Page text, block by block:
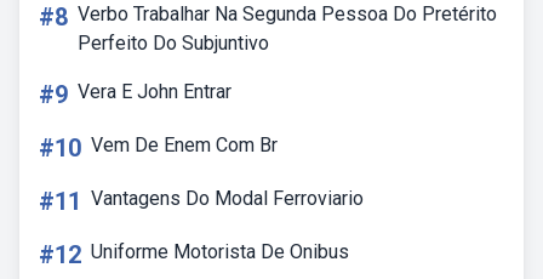
#8 Verbo Trabalhar Na Segunda Pessoa Do Pretérito
Perfeito Do Subjuntivo
#9 Vera E John Entrar
#10 Vem De Enem Com Br
#11 Vantagens Do Modal Ferroviario
#12 Uniforme Motorista De Onibus